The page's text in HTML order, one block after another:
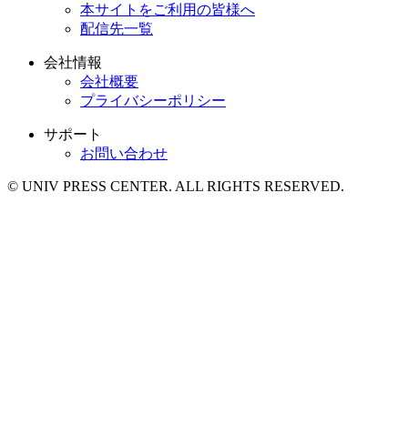
本サイトをご利用の皆様へ
配信先一覧
会社情報
会社概要
プライバシーポリシー
サポート
お問い合わせ
© UNIV PRESS CENTER. ALL RIGHTS RESERVED.